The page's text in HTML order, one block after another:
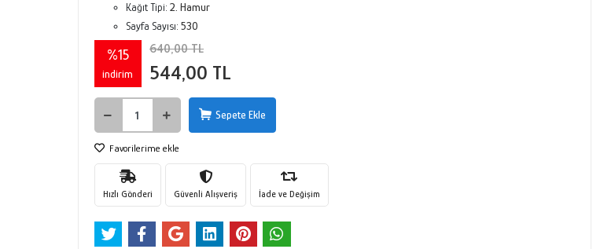
Kağıt Tipi: 2. Hamur
Sayfa Sayısı: 530
%15
indirim
640,00 TL
544,00 TL
Sepete Ekle
Favorilerime ekle
Hızlı Gönderi Güvenli Alışveriş İade ve Değişim